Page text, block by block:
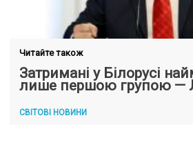
Читайте також
Затримані у Білорусі
лише першою групою —
СВІТОВІ НОВИНИ